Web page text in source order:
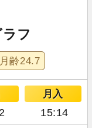
フ
月齢24.7
月入
15:14